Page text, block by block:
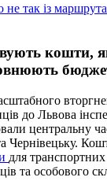
так із
кошти,
до Львова
центральну
Чернівецьку.
для
та особового